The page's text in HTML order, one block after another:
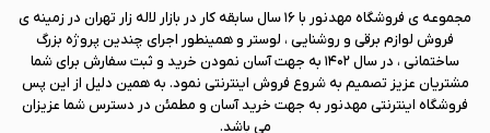
مجموعه ی فروشگاه مهد نور
با 16 سال سابقه کار در بازار لاله زار تهران در زمینه ی
فروش لوازم برقی و روشنایی ، لوستر و همینطور اجرای چندین پروژه بزرگ
ساختمانی ، در سال 1402 به جهت آسان نمودن خرید و ثبت سفارش برای شما
مشتریان عزیز تصمیم به شروع فروش اینترنتی نمود. به همین دلیل از این پس
فروشگاه اینترنتی مهد نور به جهت خرید آسان و مطمئن در دسترس شما عزیزان
می باشد.